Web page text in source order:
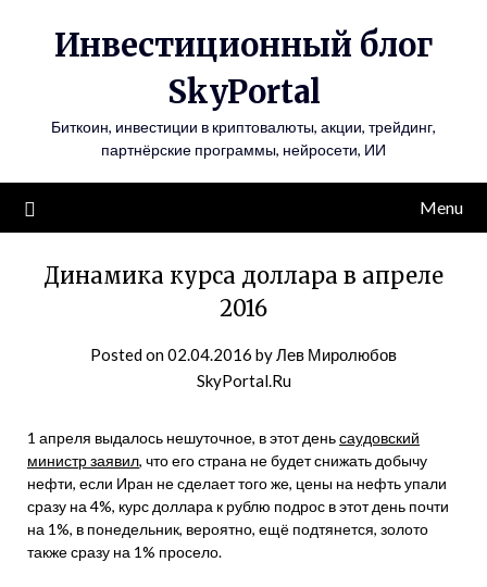
Инвестиционный блог
SkyPortal
Биткоин, инвестиции в криптовалюты, акции, трейдинг,
партнёрские программы, нейросети, ИИ
Menu
Динамика курса доллара в апреле
2016
Posted on02.04.2016 byЛев Миролюбов
SkyPortal.Ru
1 апреля выдалось нешуточное, в этот деньсаудовский
министр заявил, что его страна не будет снижать добычу
нефти, если Иран не сделает того же, цены на нефть упали
сразу на 4%, курс доллара к рублю подрос в этот день почти
на 1%, в понедельник, вероятно, ещё подтянется, золото
также сразу на 1% просело.